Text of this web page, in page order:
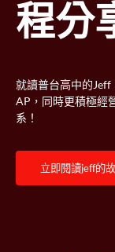
程分
就讀普台高中的Jeff
AP，同時更積極經
系！
立即閱讀jeff的